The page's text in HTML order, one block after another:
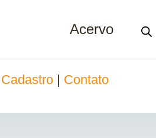
Acervo
Cadastro Contato